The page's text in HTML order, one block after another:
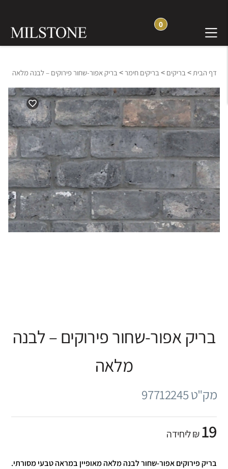
0
דף הבית> בריקים > בריקים חימר> בריק אפור-שחור פירוקים – לבנה מלאה
בריק אפור-שחור פירוקים – לבנה
מלאה
מק"ט 97712245
19₪ ליחידה
בריק פירוקים אפור-שחור לבנה מלאה מאופיין במראה טבעי מסורתי.